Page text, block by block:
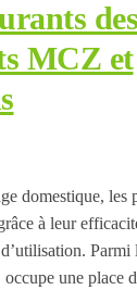
des
MCZ et
domestique, les
à leur
Parmi
une place